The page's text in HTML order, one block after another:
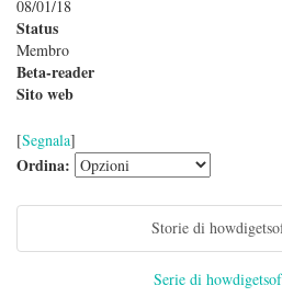
08/01/18
Status
Membro
Beta-reader
Sito web
[Segnala]
Ordina:
Storie di
Serie di